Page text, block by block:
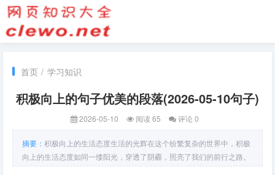
首页 / 学习知识
积极向上的句子优美的段落(2026-05-10句子)
2026-05-10 阅读 65 评论 0
摘要： 积极向上的生活态度生活的光辉在这个纷繁复杂的世界中，积极
向上的生活态度如同一缕阳光，穿透了阴霾，照亮了我们的前行之路。
每一天都是新的开始，每一个清晨的到来都为我们提供了重新出发的机